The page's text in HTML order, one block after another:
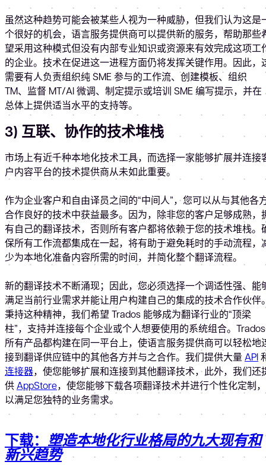
虽然这种趋势可能会被某些人视为一种威胁，但我们认为这是
个很好的机会，语言服务提供商可以提供新的服务，帮助那些
望采用这种模式但没有内部专业知识或资源来有效完成这项工
的企业。技术在促进这一进程方面仍将发挥关键作用。因此，
需要有人负责组织纯 SME 参与的工作流、创建模板、组织
TM、监督 MT/AI 微调、制定提示或培训 SME 编写提示，并在
总体上提供适当水平的支持等。
3) 互联、协作的技术堆栈
市场上有近千种本地化技术工具，而选择一家能够扩展并连接
户内容平台的技术提供商从未如此重要。
作为企业客户和自由译员之间的“中间人”，您可以从与其他各
合作良好的技术中获益最多。因为，除非您的客户足够成熟，
有自己的翻译技术，否则所有客户都将依赖于您的技术堆栈。
保所有工作流都集成在一起，将有助于避免耗时的手动流程，
少为本地化准备内容所需的时间，并简化整个翻译流程。
新的翻译技术不断涌现；因此，您必须选择一个调适性强、能
满足当前行业需求并能让用户构建自己的集成的技术合作伙伴
秉持这种精神，我们希望 Trados 能够成为翻译行业的“顶梁
柱”，支持并连接每个企业或个人想要使用的系统组合。Trados
所有产品都构建在同一平台上，使语言服务提供商可以轻松地
接到翻译供应链中的其他各方并与之合作。我们提供大量API
连接器，使您能够扩展和连接到其他翻译技术，此外，我们还
供AppStore，使您能够下载各项翻译技术并进行个性化定制，
以满足您独特的业务需求。
下载： 塑造本地化行业格局的九大现有和
新兴趋势